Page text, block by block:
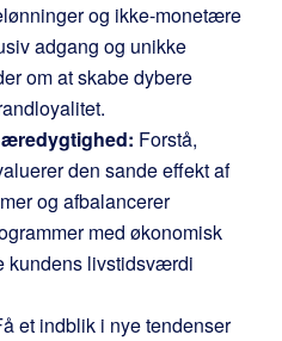
og ikke-monetære
adgang og unikke
om at skabe dybere
Forstå,
den sande effekt af
og afbalancerer
med økonomisk
kundens livstidsværdi
et indblik i nye tendenser